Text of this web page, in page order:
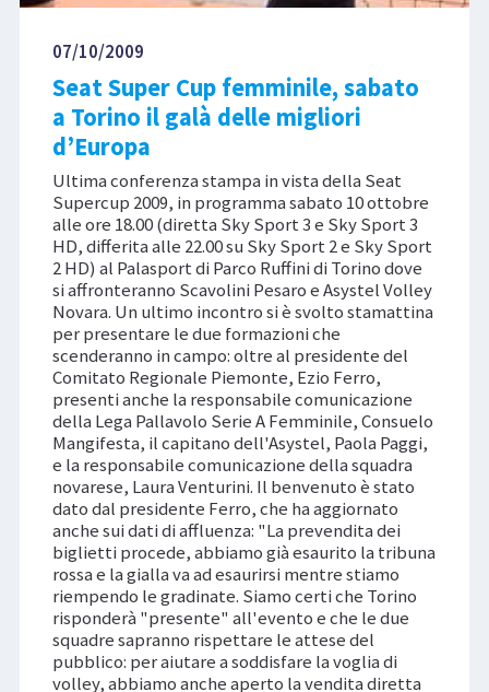
07/10/2009
Seat Super Cup femminile, sabato
a Torino il galà delle migliori
d’Europa
Ultima conferenza stampa in vista della Seat
Supercup 2009, in programma sabato 10 ottobre
alle ore 18.00 (diretta Sky Sport 3 e Sky Sport 3
HD, differita alle 22.00 su Sky Sport 2 e Sky Sport
2 HD) al Palasport di Parco Ruffini di Torino dove
si affronteranno Scavolini Pesaro e Asystel Volley
Novara. Un ultimo incontro si è svolto stamattina
per presentare le due formazioni che
scenderanno in campo: oltre al presidente del
Comitato Regionale Piemonte, Ezio Ferro,
presenti anche la responsabile comunicazione
della Lega Pallavolo Serie A Femminile, Consuelo
Mangifesta, il capitano dell'Asystel, Paola Paggi,
e la responsabile comunicazione della squadra
novarese, Laura Venturini. Il benvenuto è stato
dato dal presidente Ferro, che ha aggiornato
anche sui dati di affluenza: "La prevendita dei
biglietti procede, abbiamo già esaurito la tribuna
rossa e la gialla va ad esaurirsi mentre stiamo
riempendo le gradinate. Siamo certi che Torino
risponderà "presente" all'evento e che le due
squadre sapranno rispettare le attese del
pubblico: per aiutare a soddisfare la voglia di
volley, abbiamo anche aperto la vendita diretta